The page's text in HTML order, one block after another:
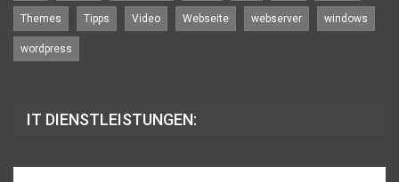
Themes Tipps Video Webseite webserver windows
wordpress
IT DIENSTLEISTUNGEN: